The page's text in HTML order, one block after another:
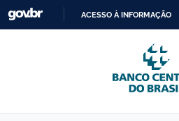
Skip to main content
PARA
O
ACESSO À INFORMAÇÃO